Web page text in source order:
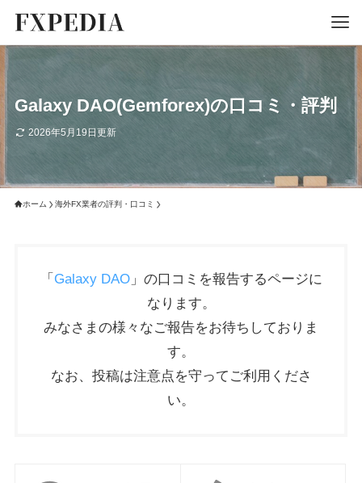
Galaxy DAO(Gemforex)の口コミ・評判
2026年5月19日更新
ホーム 海外FX業者の評判・口コミ
「 Galaxy DAO」の口コミを報告するページに
なります。
みなさまの様々なご報告をお待ちしておりま
す。
なお、投稿は注意点を守ってご利用くださ
い。